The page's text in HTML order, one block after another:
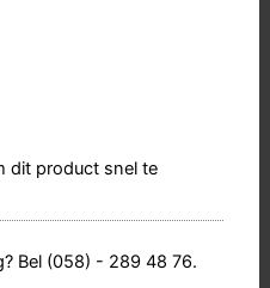
dit product snel te
Bel (058) - 289 48 76.